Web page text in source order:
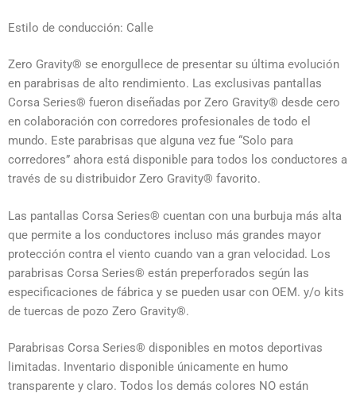
Estilo de conducción: Calle
Zero Gravity® se enorgullece de presentar su última evolución
en parabrisas de alto rendimiento. Las exclusivas pantallas
Corsa Series® fueron diseñadas por Zero Gravity® desde cero
en colaboración con corredores profesionales de todo el
mundo. Este parabrisas que alguna vez fue “Solo para
corredores” ahora está disponible para todos los conductores a
través de su distribuidor Zero Gravity® favorito.
Las pantallas Corsa Series® cuentan con una burbuja más alta
que permite a los conductores incluso más grandes mayor
protección contra el viento cuando van a gran velocidad. Los
parabrisas Corsa Series® están preperforados según las
especificaciones de fábrica y se pueden usar con OEM. y/o kits
de tuercas de pozo Zero Gravity®.
Parabrisas Corsa Series® disponibles en motos deportivas
limitadas. Inventario disponible únicamente en humo
transparente y claro. Todos los demás colores NO están